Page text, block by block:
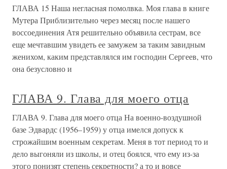
ГЛАВА 15 Наша негласная помолвка. Моя глава в книге
Мутера Приблизительно через месяц после нашего
воссоединения Атя решительно объявила сестрам, все
еще мечтавшим увидеть ее замужем за таким завидным
женихом, каким представлялся им господин Сергеев, что
она безусловно и
ГЛАВА 9. Глава для моего отца
ГЛАВА 9. Глава для моего отца На военно-воздушной
базе Эдвардс (1956–1959) у отца имелся допуск к
строжайшим военным секретам. Меня в тот период то и
дело выгоняли из школы, и отец боялся, что ему из-за
этого понизят степень секретности? а то и вовсе